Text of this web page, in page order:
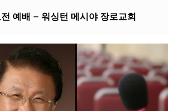
예배 – 워싱턴 메시야 장로교회